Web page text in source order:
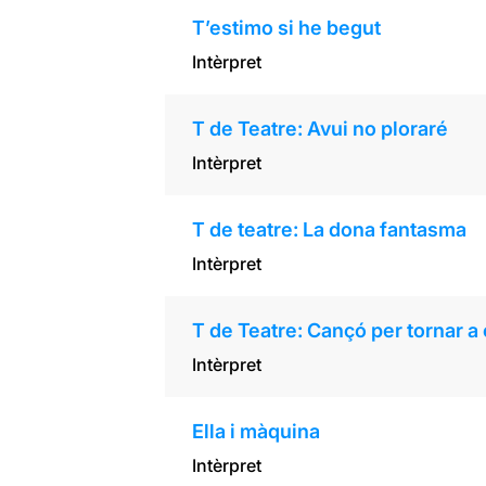
T’estimo si he begut
Intèrpret
T de Teatre: Avui no ploraré
Intèrpret
T de teatre: La dona fantasma
Intèrpret
T de Teatre: Cançó per tornar a
Intèrpret
Ella i màquina
Intèrpret